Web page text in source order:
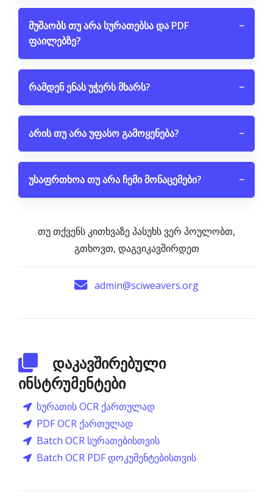
მუშაობს თუ არა სურათებსა და PDF
ფაილებზე?
−
რამდენ ენას უჭერს მხარს? −
არის თუ არა უფასო გამოყენება? −
უსაფრთხოა თუ არა ჩემი მონაცემები? −
თუ თქვენს კითხვაზე პასუხს ვერ პოულობთ,
გთხოვთ, დაგვიკავშირდეთ
admin@sciweavers.org
დაკავშირებული
ინსტრუმენტები
სურათის OCR ქართულად
PDF OCR ქართულად
Batch OCR სურათებისთვის
Batch OCR PDF დოკუმენტებისთვის